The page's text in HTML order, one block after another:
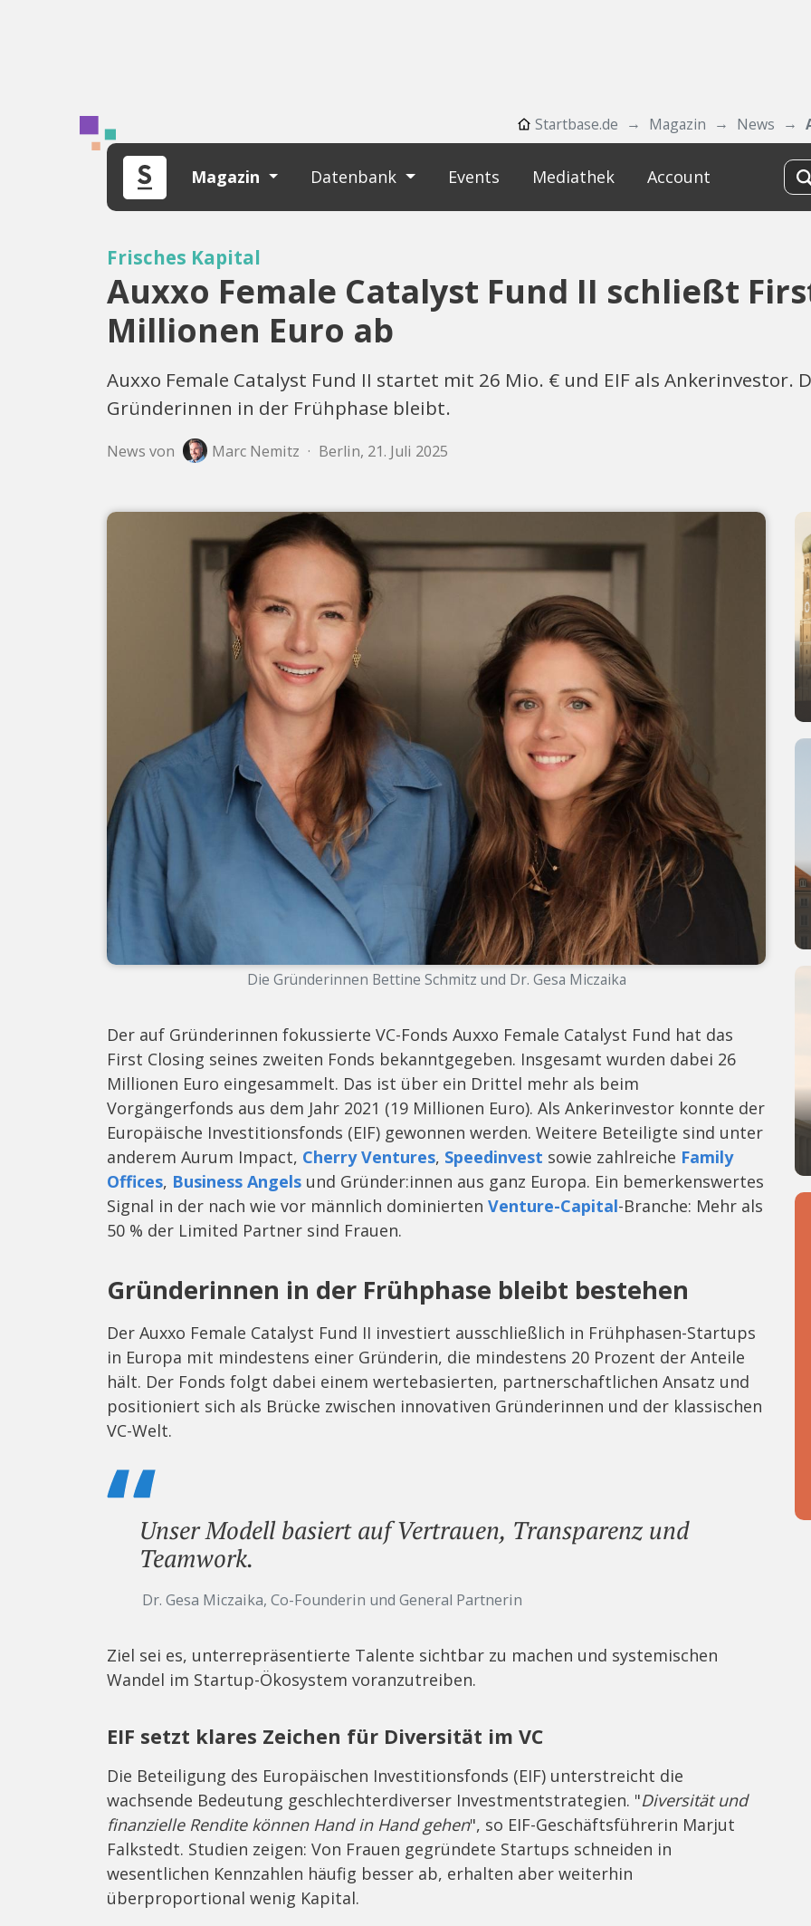
Startbase.de Magazin News
Magazin Datenbank Events Mediathek Account
Frisches Kapital
Auxxo Female Catalyst Fund II schließt
Millionen Euro ab
Auxxo Female Catalyst Fund II startet mit 26 Mio. € und EIF als Ankerinvestor.
Gründerinnen in der Frühphase bleibt.
News von Marc Nemitz · Berlin, 21. Juli 2025
Die Gründerinnen Bettine Schmitz und Dr. Gesa Miczaika
Der auf Gründerinnen fokussierte VC-Fonds Auxxo Female Catalyst Fund hat das
First Closing seines zweiten Fonds bekanntgegeben. Insgesamt wurden dabei 26
Millionen Euro eingesammelt. Das ist über ein Drittel mehr als beim
Vorgängerfonds aus dem Jahr 2021 (19 Millionen Euro). Als Ankerinvestor konnte der
Europäische Investitionsfonds (EIF) gewonnen werden. Weitere Beteiligte sind unter
anderem Aurum Impact, Cherry Ventures, Speedinvest sowie zahlreiche Family
Offices, Business Angels und Gründer:innen aus ganz Europa. Ein bemerkenswertes
Signal in der nach wie vor männlich dominierten Venture-Capital-Branche: Mehr als
50 % der Limited Partner sind Frauen.
Gründerinnen in der Frühphase bleibt bestehen
Der Auxxo Female Catalyst Fund II investiert ausschließlich in Frühphasen-Startups
in Europa mit mindestens einer Gründerin, die mindestens 20 Prozent der Anteile
hält. Der Fonds folgt dabei einem wertebasierten, partnerschaftlichen Ansatz und
positioniert sich als Brücke zwischen innovativen Gründerinnen und der klassischen
VC-Welt.
Unser Modell basiert auf Vertrauen, Transparenz und
Teamwork.
Dr. Gesa Miczaika, Co-Founderin und General Partnerin
Ziel sei es, unterrepräsentierte Talente sichtbar zu machen und systemischen
Wandel im Startup-Ökosystem voranzutreiben.
EIF setzt klares Zeichen für Diversität im VC
Die Beteiligung des Europäischen Investitionsfonds (EIF) unterstreicht die
wachsende Bedeutung geschlechterdiverser Investmentstrategien. "Diversität und
finanzielle Rendite können Hand in Hand gehen", so EIF-Geschäftsführerin Marjut
Falkstedt. Studien zeigen: Von Frauen gegründete Startups schneiden in
wesentlichen Kennzahlen häufig besser ab, erhalten aber weiterhin
überproportional wenig Kapital.